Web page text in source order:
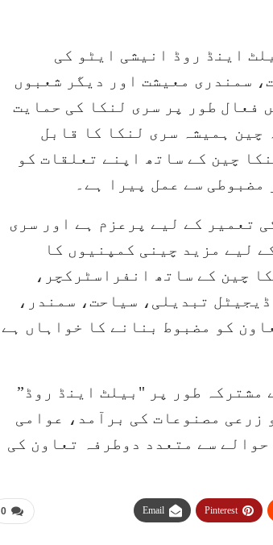
اینڈ روڈ انیشی ایٹو کی
سمندری معیشت اور دیگر شعبوں
فعال طور پر سری لنکا کی حمایت
چین ہمیشہ سری لنکا کا قابل
چین کے ساتھ اپنے تعلقات کو
سے عمل پیرا ہے۔
تعمیر کے لیے پرعزم ہے اور سری
لیے مزید چینی کمپنیوں کا
چین کے ساتھ انفراسٹرکچر،
تبدیلی، سیاحت، سمندر،
کو مضبوط بنانے کا خواہاں ہے
مشترکہ طور پر "بیلٹ اینڈ روڈ”
زرعی مصنوعات کی برآمد، عوامی
حوالے سے متعدد دوطرفہ تعاون کی
0 Pinterest
Email